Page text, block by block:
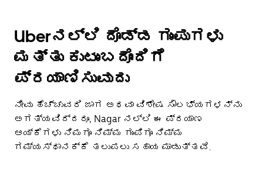
Uberನಲ್ಲಿ ದೊಡ್ಡ ಗುಂಪುಗಳು
ಮತ್ತು ಕುಟುಂಬದೊಂದಿಗೆ
ಪ್ರಯಾಣಿಸುವುದು
ನೀವು ಹೆಚ್ಚುವರಿ ಜಾಗ ಅಥವಾ ವಿಶೇಷ ಸೌಲಭ್ಯಗಳನ್ನು
ಅಗತ್ಯವಿದ್ದರೂ, Nagar ನಲ್ಲಿ ಈ ಪ್ರಯಾಣ
ಆಯ್ಕೆಗಳು ನಿಮಗೂ ನಿಮ್ಮ ಗುಂಪಿಗೂ ನಿಮ್ಮ
ಗಮ್ಯಸ್ಥಾನಕ್ಕೆ ತಲುಪಲು ಸಹಾಯ ಮಾಡುತ್ತವೆ.